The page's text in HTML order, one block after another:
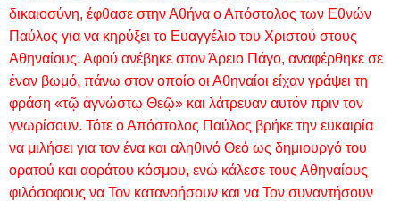
δικαιοσύνη, έφθασε στην Αθήνα ο Απόστολος των Εθνών
Παύλος για να κηρύξει το Ευαγγέλιο του Χριστού στους
Αθηναίους. Αφού ανέβηκε στον Άρειο Πάγο, αναφέρθηκε σε
έναν βωμό, πάνω στον οποίο οι Αθηναίοι είχαν γράψει τη
φράση «τῷ ἀγνώστῳ Θεῷ» και λάτρευαν αυτόν πριν τον
γνωρίσουν. Τότε ο Απόστολος Παύλος βρήκε την ευκαιρία
να μιλήσει για τον ένα και αληθινό Θεό ως δημιουργό του
ορατού και αοράτου κόσμου, ενώ κάλεσε τους Αθηναίους
φιλόσοφους να Τον κατανοήσουν και να Τον συναντήσουν